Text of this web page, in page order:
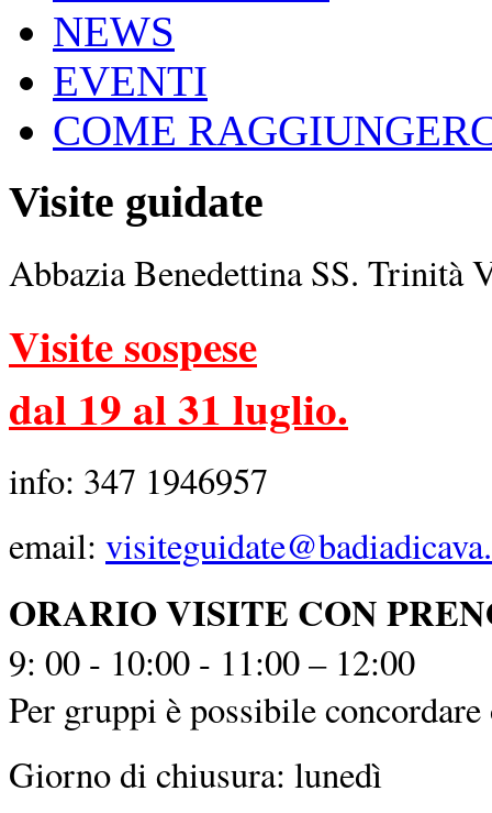
NEWS
EVENTI
COME
Visite guidate
Abbazia Benedettina SS. Trinità
Visite sospese
dal 19 al 31 luglio.
info: 347 1946957
email:
ORARIO VISITE CON
9: 00 - 10:00 - 11:00 – 12:00
Per gruppi è possibile
Giorno di chiusura: lunedì